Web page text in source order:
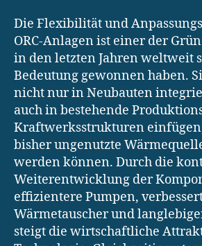
Die Flexibilität und
ORC-Anlagen ist einer der
in den letzten Jahren weltweit
Bedeutung gewonnen haben.
nicht nur in Neubauten
auch in bestehende
Kraftwerksstrukturen
bisher ungenutzte
werden können. Durch die
Weiterentwicklung der
effizientere Pumpen,
Wärmetauscher und
steigt die wirtschaftliche